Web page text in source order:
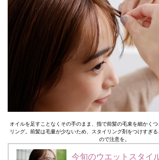
オイルを足すことなくその手のまま、指で前髪の毛束を細かく
リング。前髪は毛量が少ないため、スタイリング剤をつけすぎ
ので注意を。
今旬のウエットスタイ